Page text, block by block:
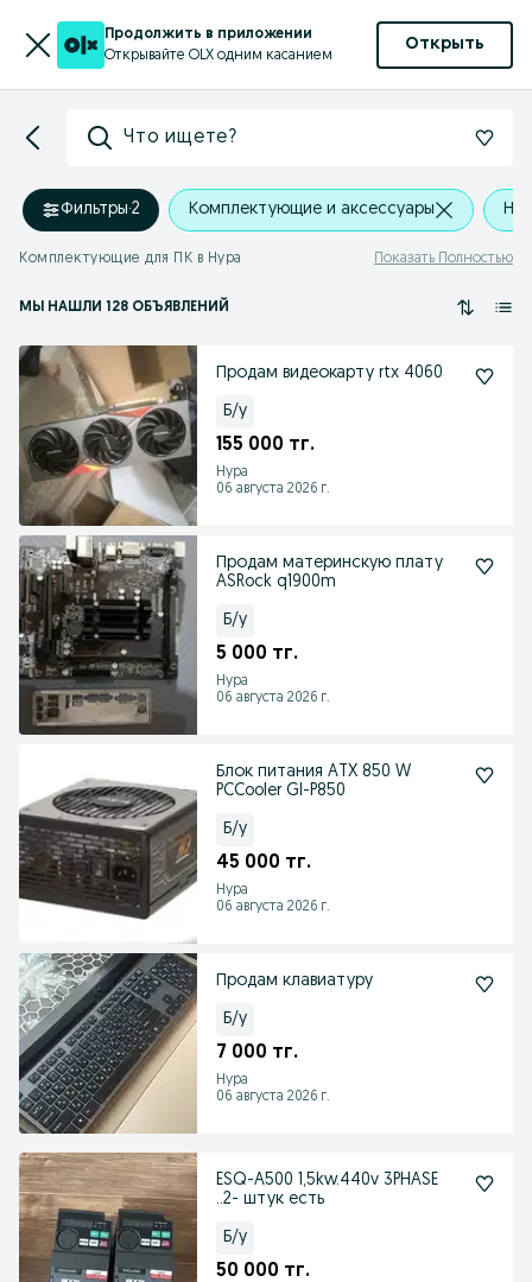
Продолжить в приложении
Открывайте OLX одним касанием
Открыть
Что ищете?
Фильтры·2 Комплектующие и аксессуары
Комплектующие для ПК в Нура Показать Полностью
МЫ НАШЛИ 128 ОБЪЯВЛЕНИЙ
Продам видеокарту rtx 4060
Б/у
155 000 тг.
Нура
06 августа 2026 г.
Продам материнскую плату
ASRock q1900m
Б/у
5 000 тг.
Нура
06 августа 2026 г.
Блок питания ATX 850 W
PCCooler GI-P850
Б/у
45 000 тг.
Нура
06 августа 2026 г.
Продам клавиатуру
Б/у
7 000 тг.
Нура
06 августа 2026 г.
ESQ-A500 1,5kw.440v 3PHASE
..2- штук есть
Б/у
50 000 тг.